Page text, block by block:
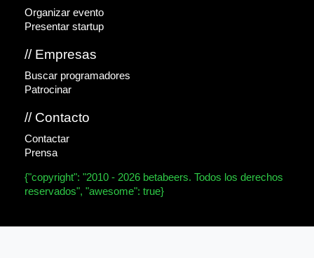
Organizar evento
Presentar startup
// Empresas
Buscar programadores
Patrocinar
// Contacto
Contactar
Prensa
{"copyright": "2010 - 2026 betabeers. Todos los derechos
reservados", "awesome": true}